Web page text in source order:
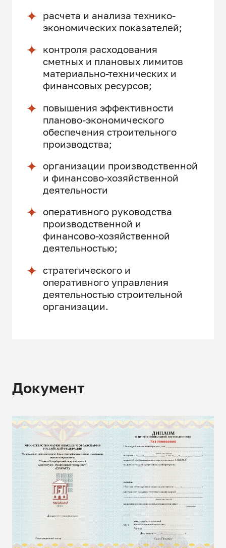
расчета и анализа технико-
экономических показателей;
контроля расходования
сметных и плановых лимитов
материально-технических и
финансовых ресурсов;
повышения эффективности
планово-экономического
обеспечения строительного
производства;
организации производственной
и финансово-хозяйственной
деятельности
оперативного руководства
производственной и
финансово-хозяйственной
деятельностью;
стратегического и
оперативного управления
деятельностью строительной
организации.
Документ